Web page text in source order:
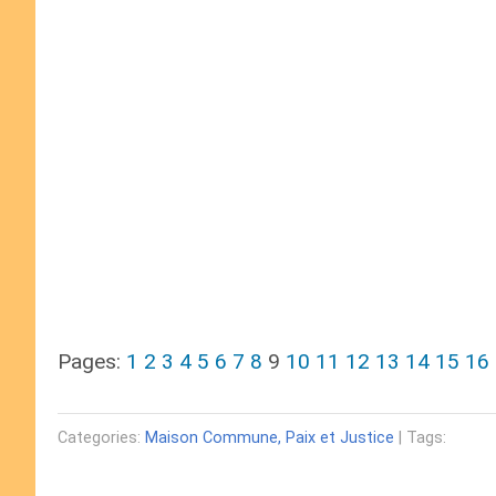
Pages: 1 2 3 4 5 6 7 8 9 10 11 12 13 14 15 16
Categories: Maison Commune, Paix et Justice | Tags: